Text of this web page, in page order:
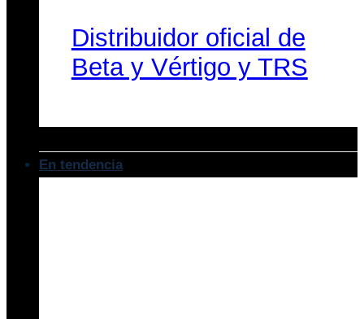
Distribuidor oficial de
Beta y Vértigo y TRS
En tendencia